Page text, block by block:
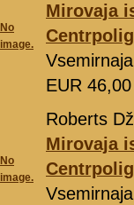
No
image.
Mirovaja
EUR
No
image.
Roberts
Mirovaja